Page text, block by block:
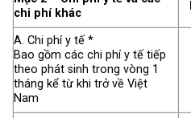
chi phí khác
A. Chi phí y tế *
Bao gồm các chi phí y tế tiếp
theo phát sinh trong vòng 1
tháng kể từ khi trở về Việt
Nam